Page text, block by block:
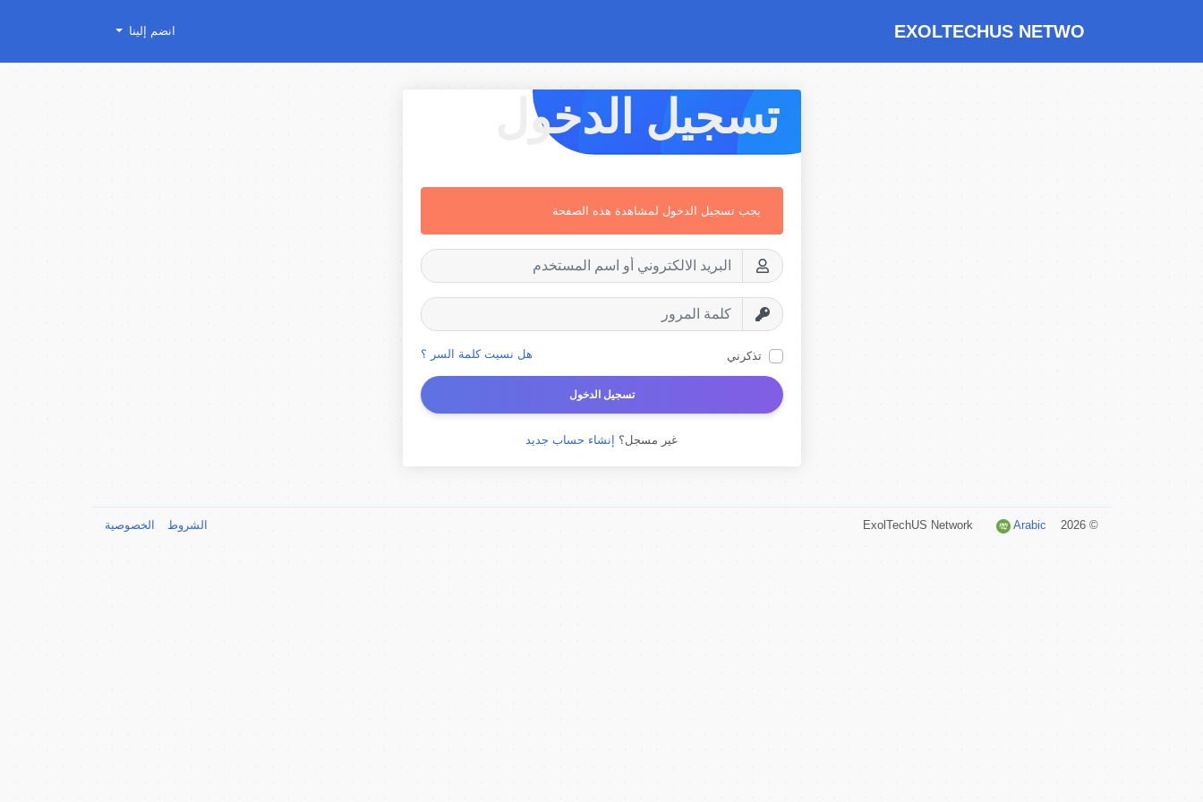
EXOLTECHUS NETWO انضم إلينا
تسجيل الدخول
يجب تسجيل الدخول لمشاهدة هذه الصفحة
تذكرني هل نسيت كلمة السر ؟
تسجيل الدخول
غير مسجل؟ إنشاء حساب جديد
© 2026 ExolTechUS Network
Arabic الشروط الخصوصية